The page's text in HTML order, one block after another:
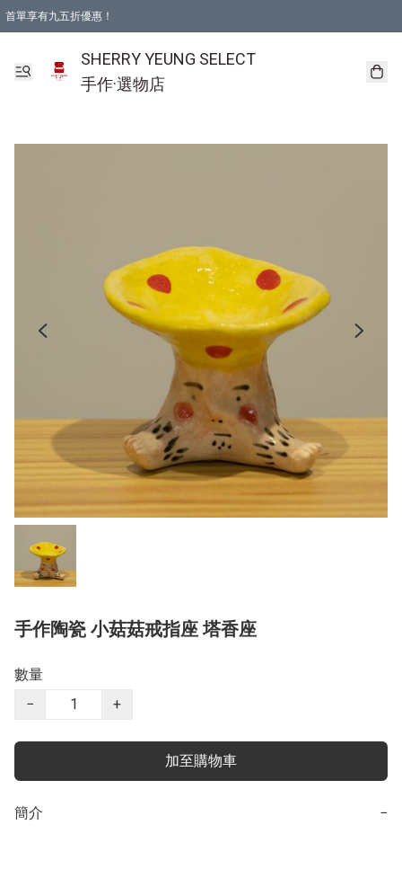
首單享有九五折優惠！
SHERRY YEUNG SELECT
手作·選物店
手作陶瓷 小菇菇戒指座 塔香座
數量
−
+
加至購物車
簡介 −